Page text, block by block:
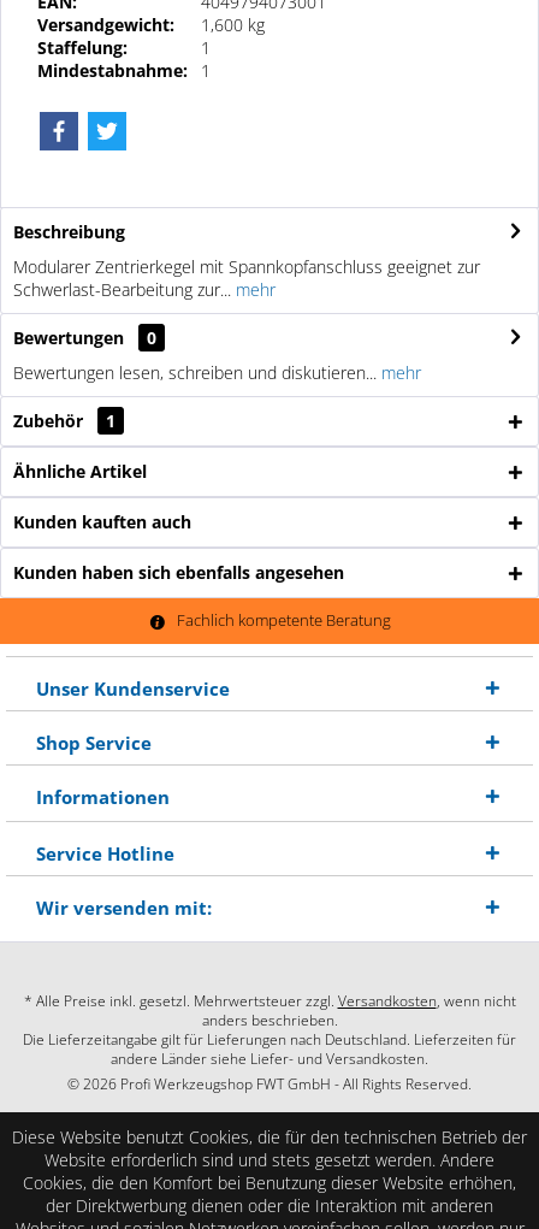
Versandgewicht:
1,600 kg
Staffelung:
1
Mindestabnahme:
1
Beschreibung
Modularer Zentrierkegel mit Spannkopfanschluss geeignet zur
Schwerlast-Bearbeitung zur... mehr
Bewertungen
0
Bewertungen lesen, schreiben und diskutieren... mehr
Zubehör 1
Ähnliche Artikel
Kunden kauften auch
Kunden haben sich ebenfalls angesehen
Fachlich kompetente Beratung
Unser Kundenservice
Shop Service
Informationen
Service Hotline
Wir versenden mit:
* Alle Preise inkl. gesetzl. Mehrwertsteuer zzgl. Versandkosten, wenn nicht
anders beschrieben.
Die Lieferzeitangabe gilt für Lieferungen nach Deutschland. Lieferzeiten für
andere Länder siehe Liefer- und Versandkosten.
© 2026 Profi Werkzeugshop FWT GmbH - All Rights Reserved.
Diese Website benutzt Cookies, die für den technischen Betrieb der
Website erforderlich sind und stets gesetzt werden. Andere
Cookies, die den Komfort bei Benutzung dieser Website erhöhen,
der Direktwerbung dienen oder die Interaktion mit anderen